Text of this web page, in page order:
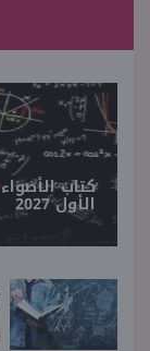
كتاب
الأول 2027